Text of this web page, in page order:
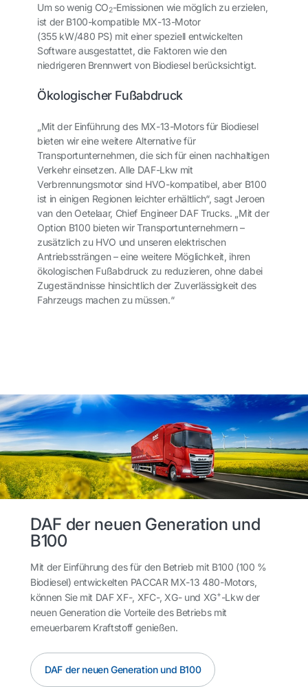
Um so wenig CO2-Emissionen wie möglich zu erzielen,
ist der B100-kompatible MX-13-Motor
(355 kW/480 PS) mit einer speziell entwickelten
Software ausgestattet, die Faktoren wie den
niedrigeren Brennwert von Biodiesel berücksichtigt.
Ökologischer Fußabdruck
„Mit der Einführung des MX-13-Motors für Biodiesel
bieten wir eine weitere Alternative für
Transportunternehmen, die sich für einen nachhaltigen
Verkehr einsetzen. Alle DAF-Lkw mit
Verbrennungsmotor sind HVO-kompatibel, aber B100
ist in einigen Regionen leichter erhältlich“, sagt Jeroen
van den Oetelaar, Chief Engineer DAF Trucks. „Mit der
Option B100 bieten wir Transportunternehmern –
zusätzlich zu HVO und unseren elektrischen
Antriebssträngen – eine weitere Möglichkeit, ihren
ökologischen Fußabdruck zu reduzieren, ohne dabei
Zugeständnisse hinsichtlich der Zuverlässigkeit des
Fahrzeugs machen zu müssen.“
DAF der neuen Generation und
B100
Mit der Einführung des für den Betrieb mit B100 (100 %
Biodiesel) entwickelten PACCAR MX-13 480-Motors,
können Sie mit DAF XF-, XFC-, XG- und XG+-Lkw der
neuen Generation die Vorteile des Betriebs mit
erneuerbarem Kraftstoff genießen.
DAF der neuen Generation und B100